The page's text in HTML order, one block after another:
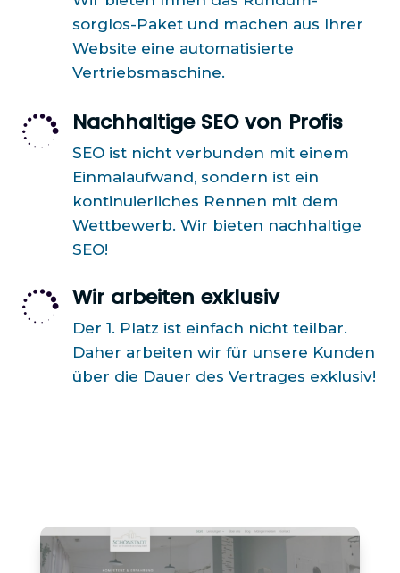
Wir bieten Ihnen das Rundum-
sorglos-Paket und machen aus Ihrer
Website eine automatisierte
 Nachhaltige SEO von Profis
SEO ist nicht verbunden mit einem
Einmalaufwand, sondern ist ein
kontinuierliches Rennen mit dem
Wettbewerb. Wir bieten nachhaltige
 Wir arbeiten exklusiv
Der 1. Platz ist einfach nicht teilbar.
Daher arbeiten wir für unsere Kunden